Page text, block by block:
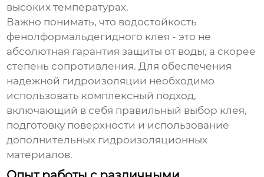
высоких температурах.
Важно понимать, что водостойкость
фенолформальдегидного клея - это не
абсолютная гарантия защиты от воды, а скорее
степень сопротивления. Для обеспечения
надежной гидроизоляции необходимо
использовать комплексный подход,
включающий в себя правильный выбор клея,
подготовку поверхности и использование
дополнительных гидроизоляционных
материалов.